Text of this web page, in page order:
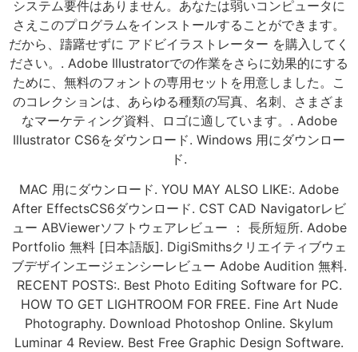
システム要件はありません。あなたは弱いコンピュータに
さえこのプログラムをインストールすることができます。
だから、躊躇せずに アドビイラストレーター を購入してく
ださい。. Adobe Illustratorでの作業をさらに効果的にする
ために、無料のフォントの専用セットを用意しました。こ
のコレクションは、あらゆる種類の写真、名刺、さまざま
なマーケティング資料、ロゴに適しています。. Adobe
Illustrator CS6をダウンロード. Windows 用にダウンロー
ド.
MAC 用にダウンロード. YOU MAY ALSO LIKE:. Adobe
After EffectsCS6ダウンロード. CST CAD Navigatorレビ
ュー ABViewerソフトウェアレビュー ： 長所短所. Adobe
Portfolio 無料 [日本語版]. DigiSmithsクリエイティブウェ
ブデザインエージェンシーレビュー Adobe Audition 無料.
RECENT POSTS:. Best Photo Editing Software for PC.
HOW TO GET LIGHTROOM FOR FREE. Fine Art Nude
Photography. Download Photoshop Online. Skylum
Luminar 4 Review. Best Free Graphic Design Software.